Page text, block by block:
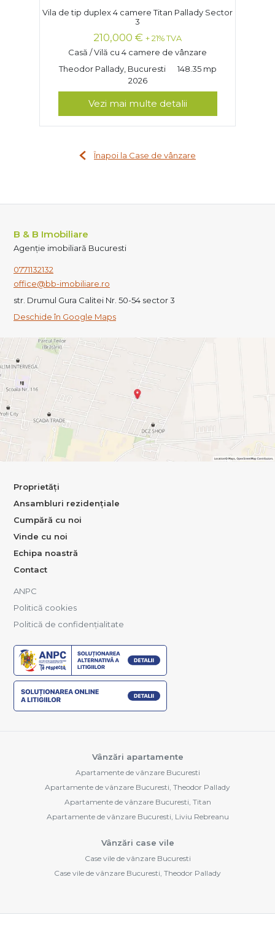
Vila de tip duplex 4 camere Titan Pallady Sector
3
210,000 € + 21% TVA
Casă / Vilă cu 4 camere de vânzare
Theodor Pallady, Bucuresti
148.35 mp
2026
Vezi mai multe detalii
Înapoi la Case de vânzare
B & B Imobiliare
Agenție imobiliară Bucuresti
0771132132
office@bb-imobiliare.ro
str. Drumul Gura Calitei Nr. 50-54 sector 3
Deschide în Google Maps
Proprietăți
Ansambluri rezidențiale
Cumpără cu noi
Vinde cu noi
Echipa noastră
Contact
ANPC
Politică cookies
Politică de confidențialitate
Vânzări apartamente
Apartamente de vânzare Bucuresti
Apartamente de vânzare Bucuresti, Theodor Pallady
Apartamente de vânzare Bucuresti, Titan
Apartamente de vânzare Bucuresti, Liviu Rebreanu
Vânzări case vile
Case vile de vânzare Bucuresti
Case vile de vânzare Bucuresti, Theodor Pallady